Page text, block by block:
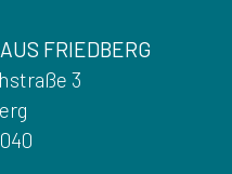
FRIEDBERG
3